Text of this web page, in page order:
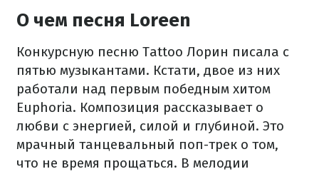
О чем песня Loreen
Конкурсную песню Tattoo Лорин писала с
пятью музыкантами. Кстати, двое из них
работали над первым победным хитом
Euphoria. Композиция рассказывает о
любви с энергией, силой и глубиной. Это
мрачный танцевальный поп-трек о том,
что не время прощаться. В мелодии